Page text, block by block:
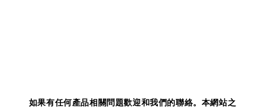
如果有任何產品相關問題歡迎和我們的聯絡。 本網站之